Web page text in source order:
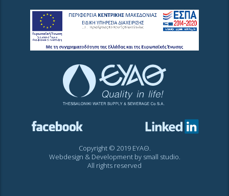
Copyright © 2019 ΕΥΑΘ.
Webdesign & Development by small studio
All rights reserved